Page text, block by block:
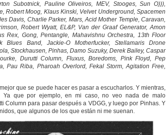
Subotnick, Pauline Oliveiros, MEV, Stooges, Sun O))),
Robert Moog, Klaus Kinski, Velvet Underground, Spacemen
Davis, Charlie Parker, Mars, Acid Mother Temple, Caravan,
Robert Wyatt, EL&P, Van der Graaf Generator, Amon
Rex, Gong, Pentangle, Mahavishnu Orchestra, 13th Floor
Blues Band, Jackie-O Motherfucker, Stellamaris Drone
Stockhausen, Pinhas, Damo Suzuky, Derek Bailey, Caspar
Durutti Column, Fluxus, Boredoms, Pink Floyd, Pep
Pau Riba, Pharoah Overlord, Fekal Storm, Agitation Free,
que se puede hacer es pasar a escucharlos. Y mientras,
Ya que por ejemplo, en mi caso, no veo nada de malo
Column para pasar después a VDGG, y luego por Pinhas. Y
que algunos de los que están ni me suenan.